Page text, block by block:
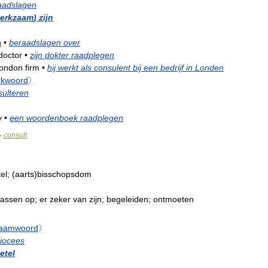
) zijn
• beraadslagen over
• zijn dokter raadplegen
firm • hij werkt als consulent bij een bedrijf in Londen
〉
• een woordenboek raadplegen
consult
; (aarts)bisschopsdom
op; er zeker van zijn; begeleiden; ontmoeten
〉